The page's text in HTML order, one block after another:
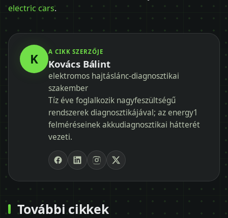
electric cars.
K A CIKK SZERZŐJE
Kovács Bálint
elektromos hajtáslánc-diagnosztikai
szakember
Tíz éve foglalkozik nagyfeszültségű
rendszerek diagnosztikájával; az energy1
felméréseinek akkudiagnosztikai hátterét
vezeti.
További cikkek